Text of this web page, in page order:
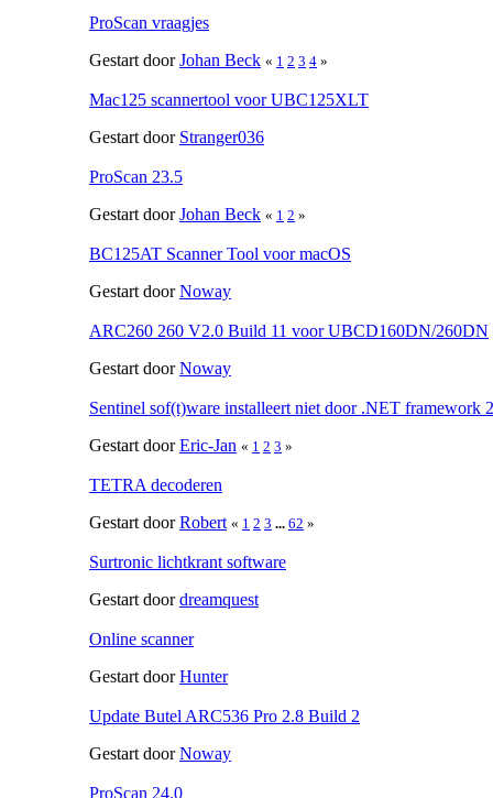
ProScan vraagjes
Gestart doorJohan Beck « 1 2 3 4 »
Mac125 scannertool voor UBC125XLT
Gestart door Stranger036
ProScan 23.5
Gestart doorJohan Beck « 1 2 »
BC125AT Scanner Tool voor macOS
Gestart doorNoway
ARC260 260 V2.0 Build 11 voor UBCD160DN/260DN
Gestart doorNoway
Sentinel sof(t)ware installeert niet door .NET framework
Gestart doorEric-Jan « 1 2 3 »
TETRA decoderen
Gestart doorRobert « 1 2 3 ... 62 »
Surtronic lichtkrant software
Gestart doordreamquest
Online scanner
Gestart doorHunter
Update Butel ARC536 Pro 2.8 Build 2
Gestart doorNoway
ProScan 24.0